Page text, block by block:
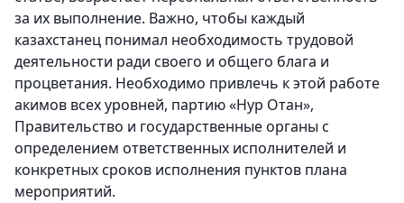
за их выполнение. Важно, чтобы каждый
казахстанец понимал необходимость трудовой
деятельности ради своего и общего блага и
процветания. Необходимо привлечь к этой работе
акимов всех уровней, партию «Нур Отан»,
Правительство и государственные органы с
определением ответственных исполнителей и
конкретных сроков исполнения пунктов плана
мероприятий.